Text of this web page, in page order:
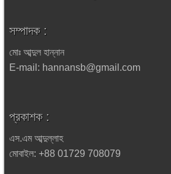
সম্পাদক :
মোঃ আব্দুল হান্নান
E-mail: hannansb@gmail.com
প্রকাশক :
এস.এম আব্দুল্লাহ
মোবাইল: +88 01729 708079